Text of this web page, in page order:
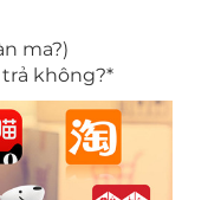
ma?)
trả không?*